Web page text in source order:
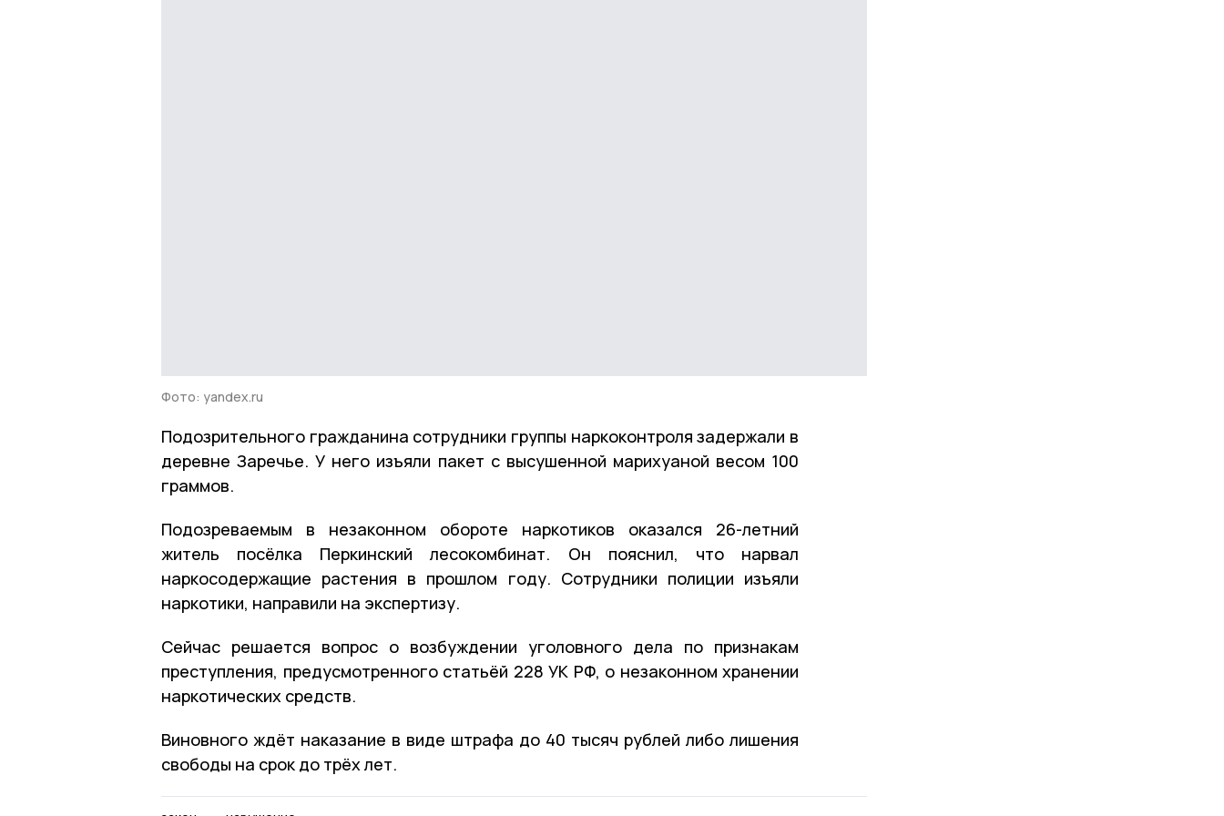
Фото: yandex.ru
Подозрительного гражданина сотрудники группы наркоконтроля задержали в
деревне Заречье. У него изъяли пакет с высушенной марихуаной весом 100
граммов.
Подозреваемым в незаконном обороте наркотиков оказался 26-летний
житель посёлка Перкинский лесокомбинат. Он пояснил, что нарвал
наркосодержащие растения в прошлом году. Сотрудники полиции изъяли
наркотики, направили на экспертизу.
Сейчас решается вопрос о возбуждении уголовного дела по признакам
преступления, предусмотренного статьёй 228 УК РФ, о незаконном хранении
наркотических средств.
Виновного ждёт наказание в виде штрафа до 40 тысяч рублей либо лишения
свободы на срок до трёх лет.